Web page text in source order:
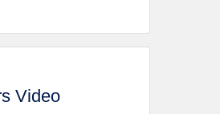
Video